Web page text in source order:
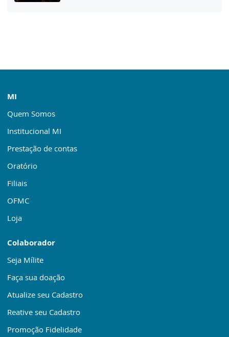
MI
Quem Somos
Institucional MI
Prestação de contas
Oratório
Filiais
OFMC
Loja
Colaborador
Seja Mílite
Faça sua doação
Atualize seu Cadastro
Reative seu Cadastro
Promoção Fidelidade